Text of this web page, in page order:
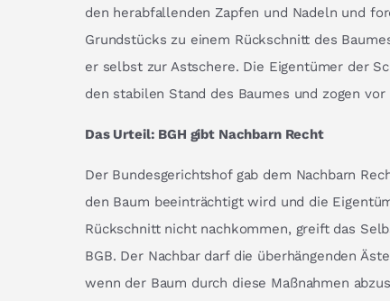
den herabfallenden Zapfen und Nadeln und
Grundstücks zu einem Rückschnitt des
er selbst zur Astschere. Die Eigentümer der
den stabilen Stand des Baumes und zogen vor
Das Urteil: BGH gibt Nachbarn Recht
Der Bundesgerichtshof gab dem Nachbarn
den Baum beeinträchtigt wird und die
Rückschnitt nicht nachkommen, greift das
BGB. Der Nachbar darf die überhängenden
wenn der Baum durch diese Maßnahmen